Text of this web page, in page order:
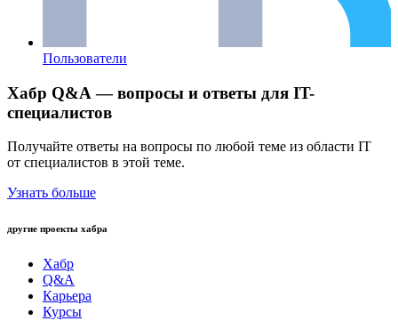
Пользователи
Хабр Q&A — вопросы и ответы для IT-
специалистов
Получайте ответы на вопросы по любой теме из области IT
от специалистов в этой теме.
Узнать больше
другие проекты хабра
Хабр
Q&A
Карьера
Курсы